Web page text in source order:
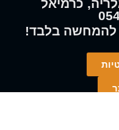
להמחשה בלבד